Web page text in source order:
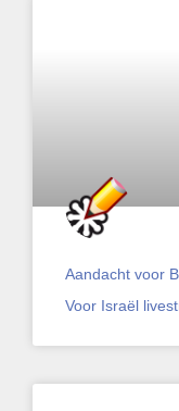
Aandacht voor
Voor Israël